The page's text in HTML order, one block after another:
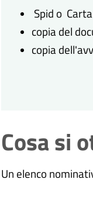
Spid o
copia del
copia
Cosa si
Un elenco